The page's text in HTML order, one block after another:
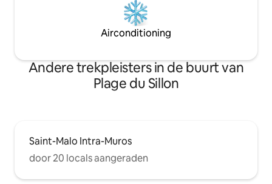
Airconditioning
Andere trekpleisters in de buurt van
Plage du Sillon
Saint-Malo Intra-Muros
door 20 locals aangeraden